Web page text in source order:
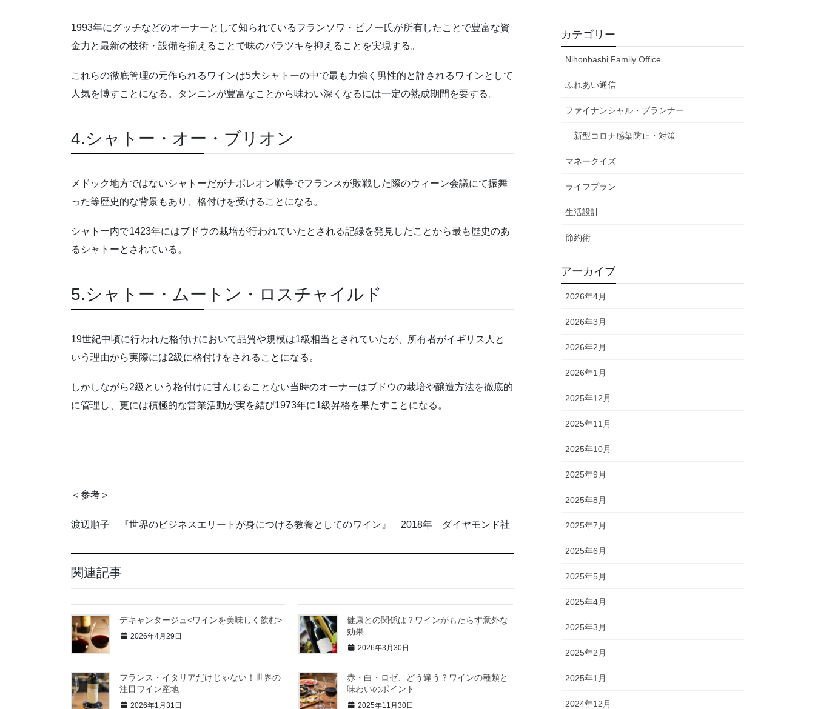
1993年にグッチなどのオーナーとして知られているフランソワ・ピノー氏が所有したことで豊富な資
金力と最新の技術・設備を揃えることで味のバラツキを抑えることを実現する。
これらの徹底管理の元作られるワインは5大シャトーの中で最も力強く男性的と評されるワインとして
人気を博すことになる。タンニンが豊富なことから味わい深くなるには一定の熟成期間を要する。
4.シャトー・オー・ブリオン
メドック地方ではないシャトーだがナポレオン戦争でフランスが敗戦した際のウィーン会議にて振舞
った等歴史的な背景もあり、格付けを受けることになる。
シャトー内で1423年にはブドウの栽培が行われていたとされる記録を発見したことから最も歴史のあ
るシャトーとされている。
5.シャトー・ムートン・ロスチャイルド
19世紀中頃に行われた格付けにおいて品質や規模は1級相当とされていたが、所有者がイギリス人と
いう理由から実際には2級に格付けをされることになる。
しかしながら2級という格付けに甘んじることない当時のオーナーはブドウの栽培や醸造方法を徹底的
に管理し、更には積極的な営業活動が実を結び1973年に1級昇格を果たすことになる。
＜参考＞
渡辺順子 『世界のビジネスエリートが身につける教養としてのワイン』 2018年 ダイヤモンド社
関連記事
デキャンタージュ<ワインを美味しく飲む>
2026年4月29日
健康との関係は？ワインがもたらす意外な
効果
2026年3月30日
フランス・イタリアだけじゃない！世界の
注目ワイン産地
2026年1月31日
赤・白・ロゼ、どう違う？ワインの種類と
味わいのポイント
2025年11月30日
カテゴリー
Nihonbashi Family Office
ふれあい通信
ファイナンシャル・プランナー
新型コロナ感染防止・対策
マネークイズ
ライフプラン
生活設計
節約術
アーカイブ
2026年4月
2026年3月
2026年2月
2026年1月
2025年12月
2025年11月
2025年10月
2025年9月
2025年8月
2025年7月
2025年6月
2025年5月
2025年4月
2025年3月
2025年2月
2025年1月
2024年12月